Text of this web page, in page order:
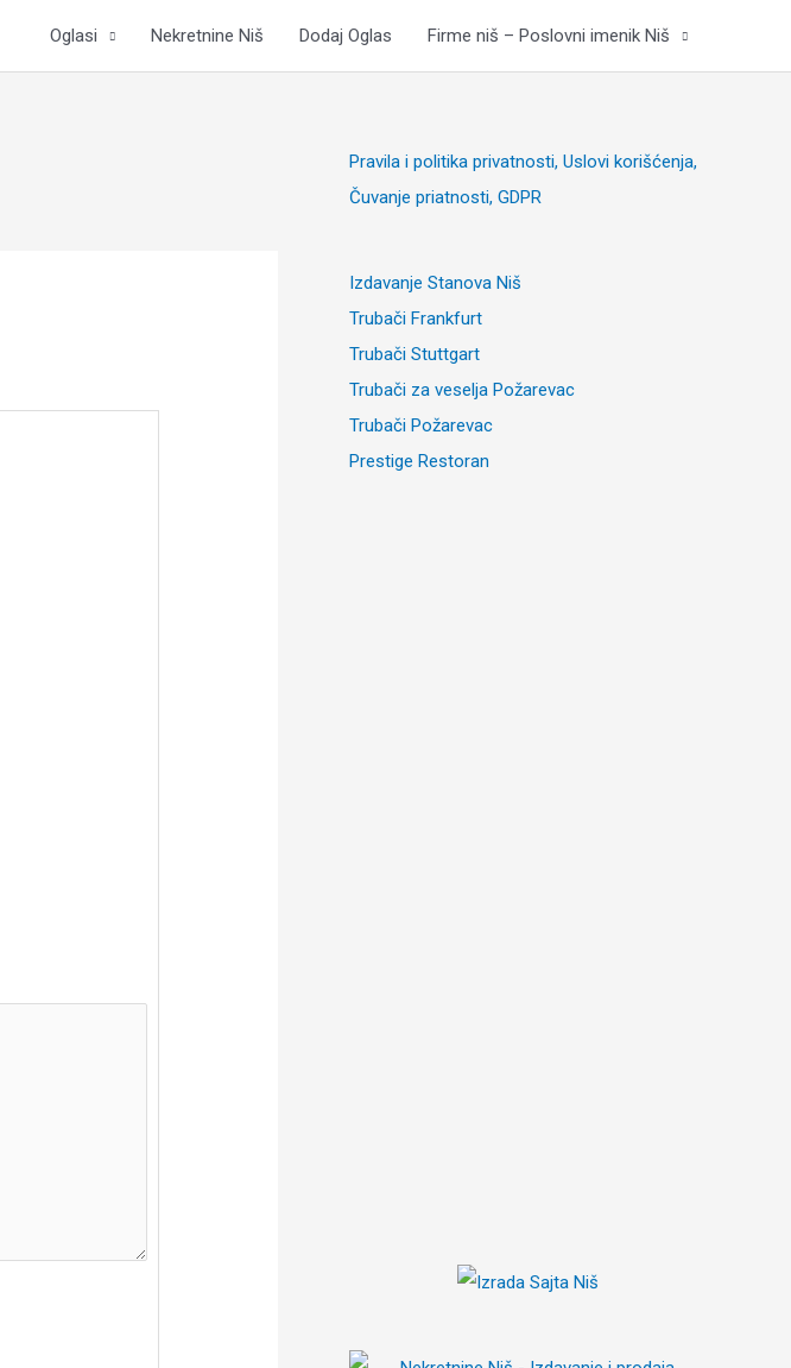
Oglasi Nekretnine Niš Dodaj Oglas Firme niš – Poslovni imenik Niš
Pravila i politika privatnosti, Uslovi korišćenja,
Čuvanje priatnosti, GDPR
Izdavanje Stanova Niš
Trubači Frankfurt
Trubači Stuttgart
Trubači za veselja Požarevac
Trubači Požarevac
Prestige Restoran